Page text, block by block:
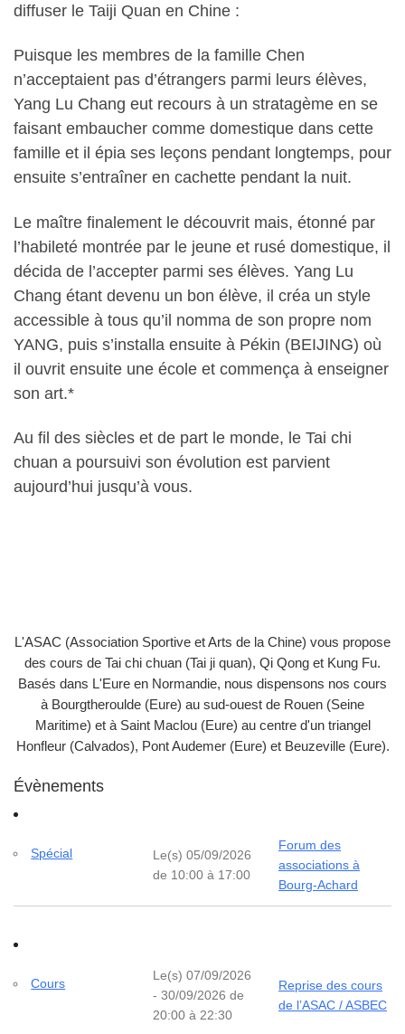
diffuser le Taiji Quan en Chine :
Puisque les membres de la famille Chen
n’acceptaient pas d’étrangers parmi leurs élèves,
Yang Lu Chang eut recours à un stratagème en se
faisant embaucher comme domestique dans cette
famille et il épia ses leçons pendant longtemps, pour
ensuite s’entraîner en cachette pendant la nuit.
Le maître finalement le découvrit mais, étonné par
l’habileté montrée par le jeune et rusé domestique, il
décida de l’accepter parmi ses élèves. Yang Lu
Chang étant devenu un bon élève, il créa un style
accessible à tous qu’il nomma de son propre nom
YANG, puis s’installa ensuite à Pékin (BEIJING) où
il ouvrit ensuite une école et commença à enseigner
son art.*
Au fil des siècles et de part le monde, le Tai chi
chuan a poursuivi son évolution est parvient
aujourd’hui jusqu’à vous.
L'ASAC (Association Sportive et Arts de la Chine) vous propose
des cours de Tai chi chuan (Tai ji quan), Qi Qong et Kung Fu.
Basés dans L'Eure en Normandie, nous dispensons nos cours
à Bourgtheroulde (Eure) au sud-ouest de Rouen (Seine
Maritime) et à Saint Maclou (Eure) au centre d'un triangel
Honfleur (Calvados), Pont Audemer (Eure) et Beuzeville (Eure).
Évènements
Spécial
Le(s) 05/09/2026
de 10:00 à 17:00
Forum des
associations à
Bourg-Achard
Cours
Le(s) 07/09/2026
- 30/09/2026 de
20:00 à 22:30
Reprise des cours
de l’ASAC / ASBEC